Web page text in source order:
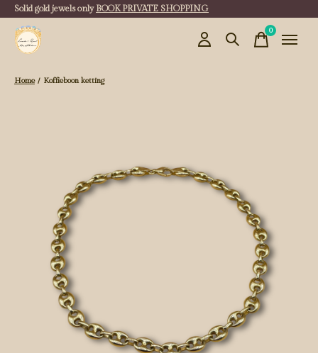
Solid gold jewels only BOOK PRIVATE SHOPPING
0items
Home / Koffieboon ketting